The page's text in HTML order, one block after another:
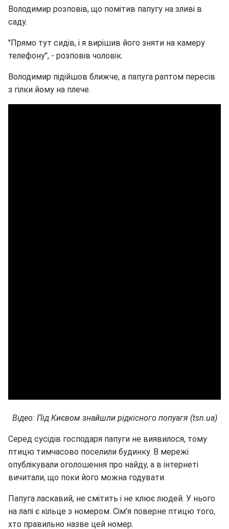
Володимир розповів, що помітив папугу на зливі в
саду.
"Прямо тут сидів, і я вирішив його зняти на камеру
телефону", - розповів чоловік.
Володимир підійшов ближче, а папуга раптом пересів
з гілки йому на плече.
Відео: Під Києвом знайшли рідкісного попуагя (tsn.ua)
Серед сусідів господаря папуги не виявилося, тому
птицю тимчасово поселили будинку. В мережі
опублікували оголошення про найду, а в інтернеті
вичитали, що поки його можна годувати.
Папуга ласкавий, не смітить і не клює людей. У нього
на лапі є кільце з номером. Сім'я поверне птицю того,
хто правильно назве цей номер.